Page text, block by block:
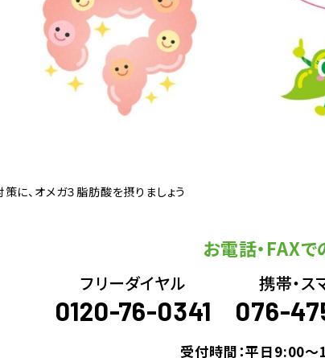
に、オメガ３脂肪酸を摂りましょう
お電話・FAX
フリーダイヤル
0120-76-0341
携帯・ス
076-
受付時間：平日9:00